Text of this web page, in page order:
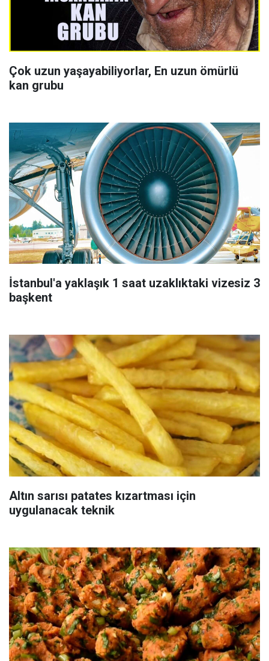
Çok uzun yaşayabiliyorlar, En uzun ömürlü
kan grubu
İstanbul'a yaklaşık 1 saat uzaklıktaki vizesiz 3
başkent
Altın sarısı patates kızartması için
uygulanacak teknik